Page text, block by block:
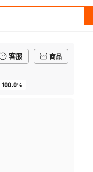
客服
商品
100.0%